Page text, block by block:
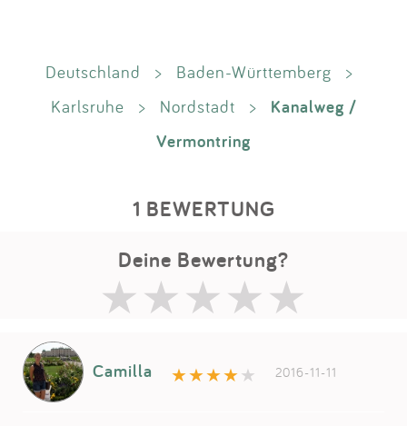
Deutschland > Baden-Württemberg
>
Karlsruhe
> Nordstadt >
Kanalweg /
Vermontring
1 BEWERTUNG
Deine Bewertung?
Camilla 2016-11-11